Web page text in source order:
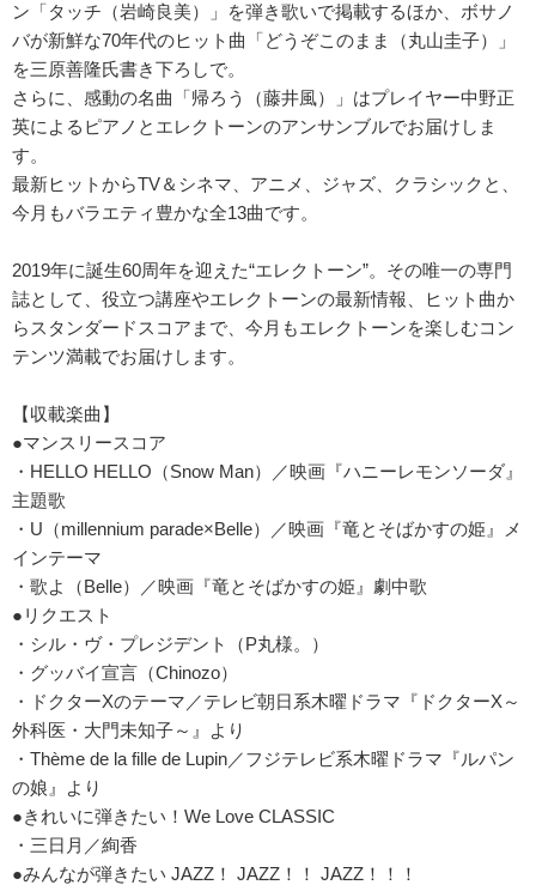
ン「タッチ（岩崎良美）」を弾き歌いで掲載するほか、ボサノ
バが新鮮な70年代のヒット曲「どうぞこのまま（丸山圭子）」
を三原善隆氏書き下ろしで。
さらに、感動の名曲「帰ろう（藤井風）」はプレイヤー中野正
英によるピアノとエレクトーンのアンサンブルでお届けしま
す。
最新ヒットからTV＆シネマ、アニメ、ジャズ、クラシックと、
今月もバラエティ豊かな全13曲です。
2019年に誕生60周年を迎えた“エレクトーン”。その唯一の専門
誌として、役立つ講座やエレクトーンの最新情報、ヒット曲か
らスタンダードスコアまで、今月もエレクトーンを楽しむコン
テンツ満載でお届けします。
【収載楽曲】
●マンスリースコア
・HELLO HELLO（Snow Man）／映画『ハニーレモンソーダ』
主題歌
・U（millennium parade×Belle）／映画『竜とそばかすの姫』メ
インテーマ
・歌よ（Belle）／映画『竜とそばかすの姫』劇中歌
●リクエスト
・シル・ヴ・プレジデント（P丸様。）
・グッバイ宣言（Chinozo）
・ドクターXのテーマ／テレビ朝日系木曜ドラマ『ドクターX～
外科医・大門未知子～』より
・Thème de la fille de Lupin／フジテレビ系木曜ドラマ『ルパン
の娘』より
●きれいに弾きたい！We Love CLASSIC
・三日月／絢香
●みんなが弾きたい JAZZ！ JAZZ！！ JAZZ！！！